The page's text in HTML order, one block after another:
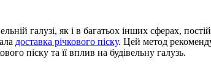
галузі, як і в багатьох інших сферах,
доставка річкового піску. Цей метод
піску та її вплив на будівельну галузь.